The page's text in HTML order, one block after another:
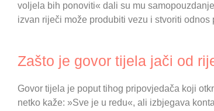
voljela bih ponoviti« dali su mu
izvan riječi može produbiti vezu i stvoriti odnos
Zašto je govor tijela jači od
Govor tijela je poput tihog pripovjedača koji
netko kaže: »Sve je u redu«, ali izbjegava